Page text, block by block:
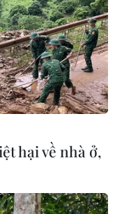
năm 2025.
hại về nhà ở,